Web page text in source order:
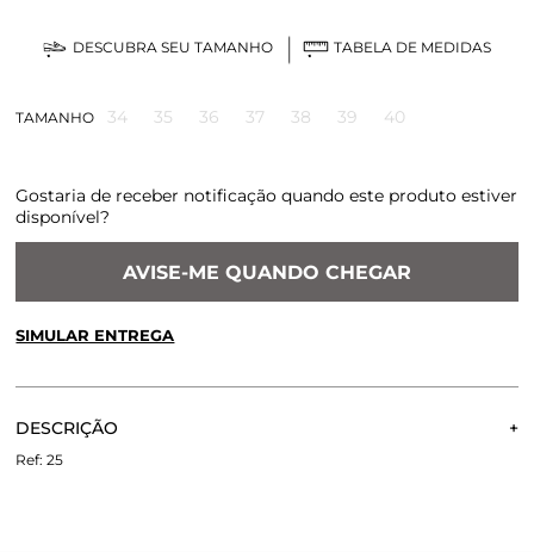
DESCUBRA SEU TAMANHO TABELA DE MEDIDAS
TAMANHO 34 35 36 37 38 39 40
Gostaria de receber notificação quando este produto estiver
disponível?
AVISE-ME QUANDO CHEGAR
SIMULAR ENTREGA
DESCRIÇÃO
Sucesso absoluto da Collab by Anna Carolina Bassi, a
até mesmo para quem não dispensa em belo salto para
25